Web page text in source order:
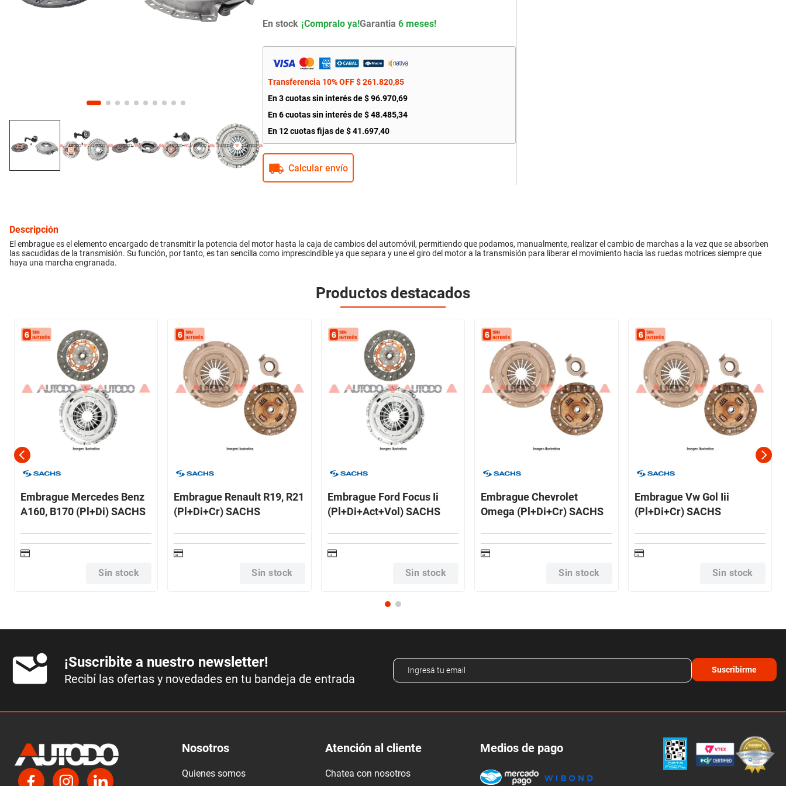
inyección
equipamiento
En stock Garantia 6 meses!
Transferencia 10% OFF$261.820,85
En3cuotas sin interés de$96.970,69
En6cuotas sin interés de$48.485,34
En 12cuotas fijas de$41.697,40
Calcular envío
Descripción
El embrague es el elemento encargado de transmitir la potencia del motor hasta la caja de cambios del automóvil, permitiendo que podamos, manualmente, realizar el cambio de marchas a la vez que se absorben
las sacudidas de la transmisión. Su función, por tanto, es tan sencilla como imprescindible ya que separa y une el giro del motor a la transmisión para liberar el movimiento hacia las ruedas motrices siempre que
haya una marcha engranada.
Productos destacados
Embrague Mercedes Benz
A160, B170 (Pl+Di) SACHS
Sin stock
Embrague Renault R19, R21
(Pl+Di+Cr) SACHS
Sin stock
Embrague Ford Focus Ii
(Pl+Di+Act+Vol) SACHS
Sin stock
Embrague Chevrolet
Omega (Pl+Di+Cr) SACHS
Sin stock
Embrague Vw Gol Iii
(Pl+Di+Cr) SACHS
Sin stock
¡Suscribite a nuestro newsletter!
Recibí las ofertas y novedades en tu bandeja de entrada
Suscribirme
Nosotros
Quienes somos
Atención al cliente
Chatea con nosotros
Medios de pago
amortiguador